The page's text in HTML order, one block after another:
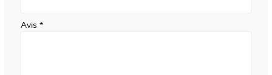
Avis